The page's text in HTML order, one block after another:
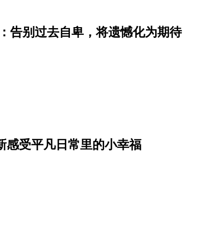
告别过去自卑，将遗憾化为期待
感受平凡日常里的小幸福